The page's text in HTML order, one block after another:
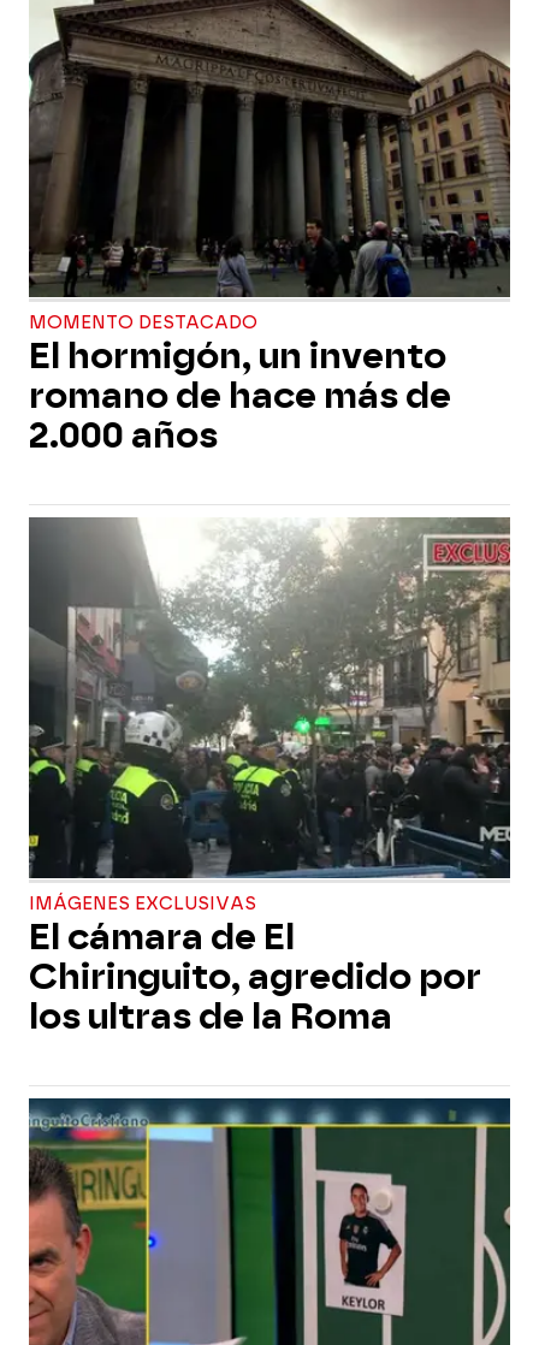
MOMENTO DESTACADO
El hormigón, un invento
romano de hace más de
2.000 años
IMÁGENES EXCLUSIVAS
El cámara de El
Chiringuito, agredido por
los ultras de la Roma